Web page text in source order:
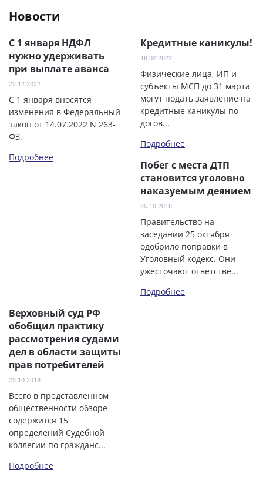
Новости
С 1 января НДФЛ
нужно удерживать
при выплате аванса
22.12.2022
C 1 января вносятся
изменения в Федеральный
закон от 14.07.2022 N 263-
ФЗ.
Подробнее
Кредитные каникулы!
18.02.2022
Физические лица, ИП и
субъекты МСП до 31 марта
могут подать заявление на
кредитные каникулы по
догов...
Подробнее
Побег с места ДТП
становится уголовно
наказуемым деянием
25.10.2018
Правительство на
заседании 25 октября
одобрило поправки в
Уголовный кодекс. Они
ужесточают ответстве...
Подробнее
Верховный суд РФ
обобщил практику
рассмотрения судами
дел в области защиты
прав потребителей
23.10.2018
Всего в представленном
общественности обзоре
содержится 15
определений Судебной
коллегии по гражданс...
Подробнее